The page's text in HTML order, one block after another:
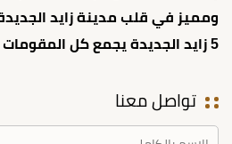
ومميز في قلب مدينة زايد
5 زايد الجديدة يجمع كل المقومات التي تجعله خيارك الأول.
تواصل معنا